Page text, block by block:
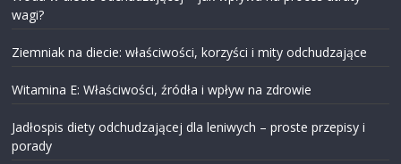
wagi?
Ziemniak na diecie: właściwości, korzyści i mity odchudzające
Witamina E: Właściwości, źródła i wpływ na zdrowie
Jadłospis diety odchudzającej dla leniwych – proste przepisy i
porady